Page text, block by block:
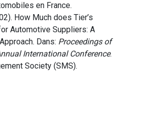
en France.
How Much does Tier’s
Automotive Suppliers: A
Dans: Proceedings of
International Conference.
Society (SMS).